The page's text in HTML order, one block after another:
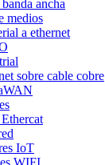
ancha
medios
a ethernet
sobre cable cobre
IoT